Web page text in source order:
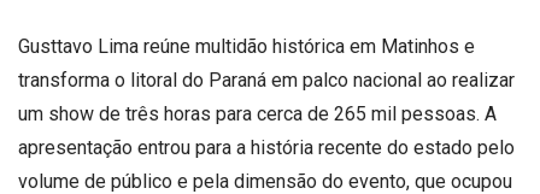
Gusttavo Lima reúne multidão histórica em Matinhos e
transforma o litoral do Paraná em palco nacional ao realizar
um show de três horas para cerca de 265 mil pessoas. A
apresentação entrou para a história recente do estado pelo
volume de público e pela dimensão do evento, que ocupou